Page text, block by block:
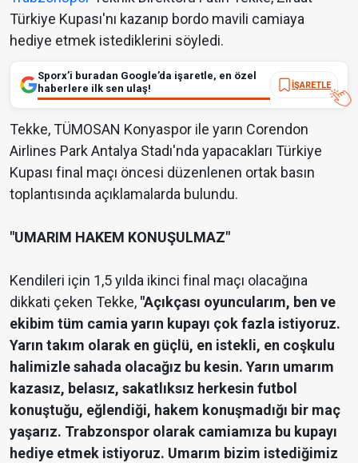
Türkiye Kupası'nı kazanıp bordo mavili camiaya
hediye etmek istediklerini söyledi.
Sporx’i buradan Google’da işaretle, en özel
haberlere ilk sen ulaş!
İŞARETLE
Tekke, TÜMOSAN Konyaspor ile yarın Corendon
Airlines Park Antalya Stadı'nda yapacakları Türkiye
Kupası final maçı öncesi düzenlenen ortak basın
toplantısında açıklamalarda bulundu.
"UMARIM HAKEM KONUŞULMAZ"
Kendileri için 1,5 yılda ikinci final maçı olacağına
dikkati çeken Tekke, "Açıkçası oyuncularım, ben ve
ekibim tüm camia yarın kupayı çok fazla istiyoruz.
Yarın takım olarak en güçlü, en istekli, en coşkulu
halimizle sahada olacağız bu kesin. Yarın umarım
kazasız, belasız, sakatlıksız herkesin futbol
konuştuğu, eğlendiği, hakem konuşmadığı bir maç
yaşarız. Trabzonspor olarak camiamıza bu kupayı
hediye etmek istiyoruz. Umarım bizim istediğimiz